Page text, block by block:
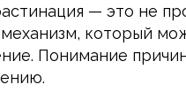
— это не
который
Понимание